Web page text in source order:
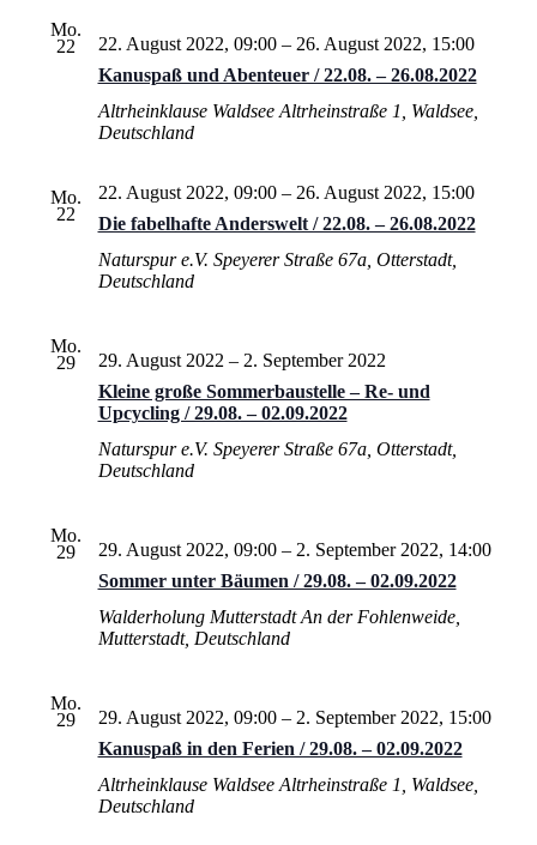
Mo.
22
Kanuspaß und Abenteuer / 22.08. – 26.08.2022
22. August 2022, 09:00– 26. August 2022, 15:00
Altrheinklause Waldsee Altrheinstraße 1, Waldsee,
Deutschland
Mo.
22
Die fabelhafte Anderswelt / 22.08. – 26.08.2022
22. August 2022, 09:00– 26. August 2022, 15:00
Naturspur e.V. Speyerer Straße 67a, Otterstadt,
Deutschland
Mo.
29
Kleine große Sommerbaustelle – Re- und
Upcycling / 29.08. – 02.09.2022
29. August 2022 – 2. September 2022
Naturspur e.V. Speyerer Straße 67a, Otterstadt,
Deutschland
Mo.
29
Sommer unter Bäumen / 29.08. – 02.09.2022
29. August 2022, 09:00– 2. September 2022, 14:00
Walderholung MutterstadtAn der Fohlenweide,
Mutterstadt, Deutschland
Mo.
29
Kanuspaß in den Ferien / 29.08. – 02.09.2022
29. August 2022, 09:00– 2. September 2022, 15:00
Altrheinklause Waldsee Altrheinstraße 1, Waldsee,
Deutschland